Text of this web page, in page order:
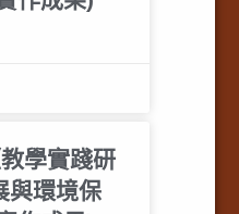
學實踐研
與環境保